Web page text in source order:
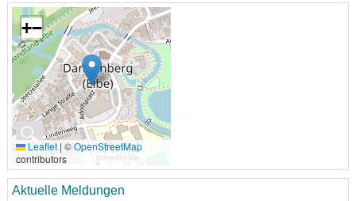
🔍
+−
Leaflet | ©OpenStreetMap
contributors
Aktuelle Meldungen